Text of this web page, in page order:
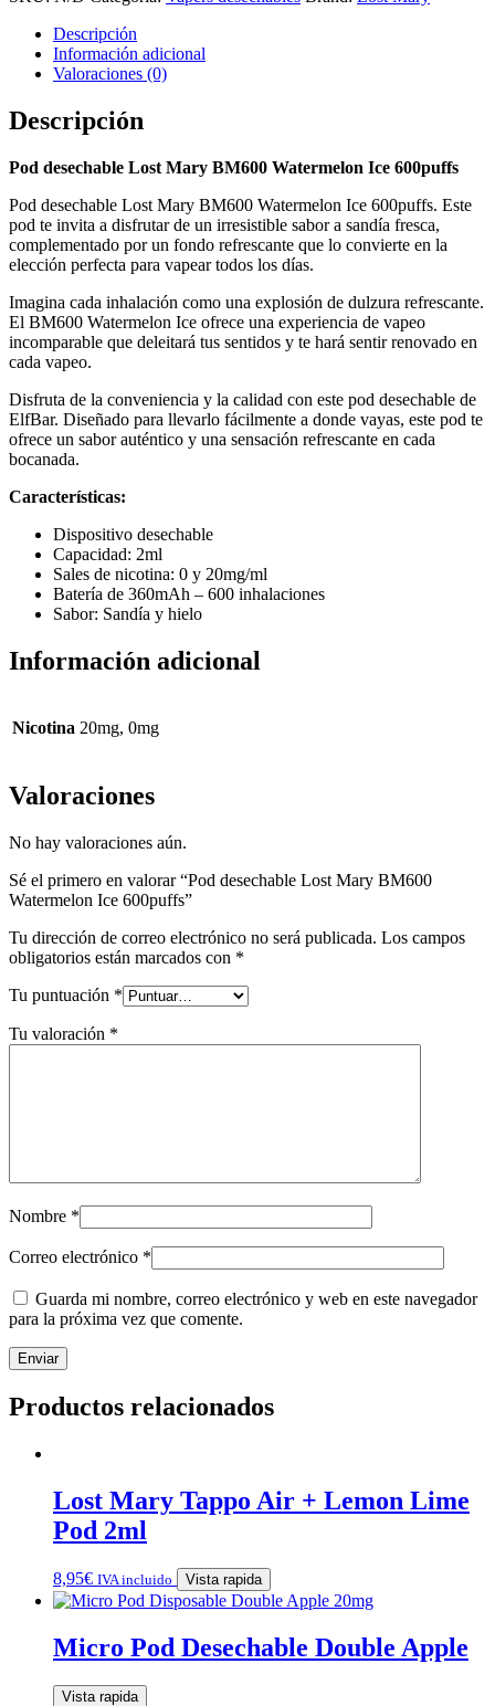
Descripción
Información adicional
Valoraciones (0)
Descripción
Pod desechable Lost Mary BM600 Watermelon Ice 600puffs
Pod desechable Lost Mary BM600 Watermelon Ice 600puffs. Este
pod te invita a disfrutar de un irresistible sabor a sandía fresca,
complementado por un fondo refrescante que lo convierte en la
elección perfecta para vapear todos los días.
Imagina cada inhalación como una explosión de dulzura refrescante.
El BM600 Watermelon Ice ofrece una experiencia de vapeo
incomparable que deleitará tus sentidos y te hará sentir renovado en
cada vapeo.
Disfruta de la conveniencia y la calidad con este pod desechable de
ElfBar. Diseñado para llevarlo fácilmente a donde vayas, este pod te
ofrece un sabor auténtico y una sensación refrescante en cada
bocanada.
Características:
Dispositivo desechable
Capacidad: 2ml
Sales de nicotina: 0 y 20mg/ml
Batería de 360mAh – 600 inhalaciones
Sabor: Sandía y hielo
Información adicional
Nicotina 20mg, 0mg
Valoraciones
No hay valoraciones aún.
Sé el primero en valorar “Pod desechable Lost Mary BM600
Watermelon Ice 600puffs”
Tu dirección de correo electrónico no será publicada. Los campos
obligatorios están marcados con *
Tu puntuación *
Tu valoración *
Nombre *
Correo electrónico *
Guarda mi nombre, correo electrónico y web en este navegador
para la próxima vez que comente.
Productos relacionados
Lost Mary Tappo Air + Lemon Lime
Pod 2ml
8,95€ IVA incluido Vista rapida
Micro Pod Desechable Double Apple
Vista rapida